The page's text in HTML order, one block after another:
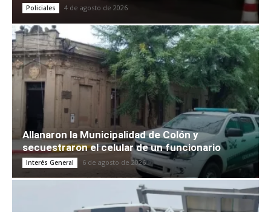
Policiales 4 de agosto de 2026
Allanaron la Municipalidad de Colón y
secuestraron el celular de un funcionario
Interés General 6 de agosto de 2026